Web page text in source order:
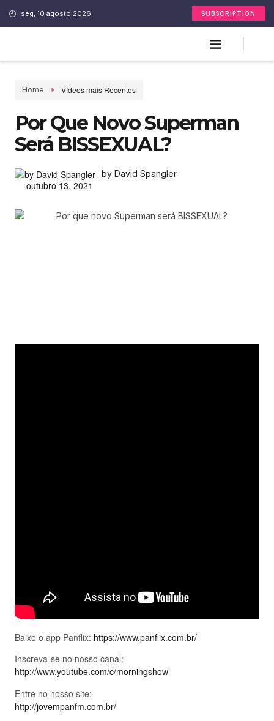
seg, 10 agosto 2026 SUBSCRIPTION
Home Vídeos mais Recentes
Por Que Novo Superman
Será BISSEXUAL?
by David Spangler
outubro 13, 2021
Baixe o app Panflix: https://www.panflix.com.br/
Inscreva-se no nosso canal:
http://www.youtube.com/c/morningshow
Entre no nosso site:
http://jovempanfm.com.br/